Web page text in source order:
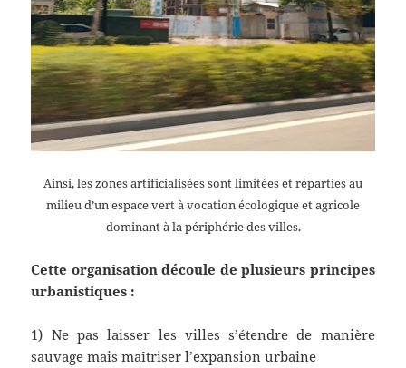
Ainsi, les zones artificialisées sont limitées et réparties au
milieu d’un espace vert à vocation écologique et agricole
dominant à la périphérie des villes.
Cette organisation découle de plusieurs principes
urbanistiques :
1) Ne pas laisser les villes s’étendre de manière
sauvage mais maîtriser l’expansion urbaine